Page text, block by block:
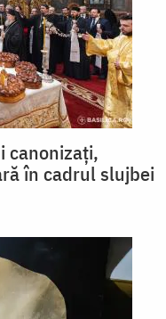
canonizați,
în cadrul slujbei